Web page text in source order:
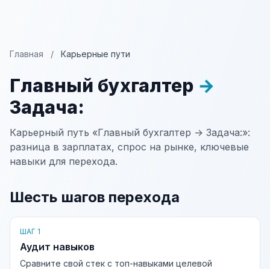
Главная / Карьерные пути
Главный бухгалтер →
Задача:
Карьерный путь «Главный бухгалтер → Задача:»:
разница в зарплатах, спрос на рынке, ключевые
навыки для перехода.
Шесть шагов перехода
ШАГ 1
Аудит навыков
Сравните свой стек с топ-навыками целевой